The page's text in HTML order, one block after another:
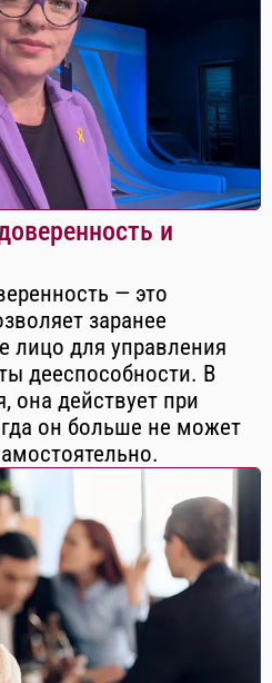
и
— это
заранее
лицо для управления
дееспособности. В
она действует при
он больше не может